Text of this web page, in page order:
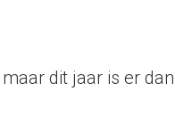
dit jaar is er